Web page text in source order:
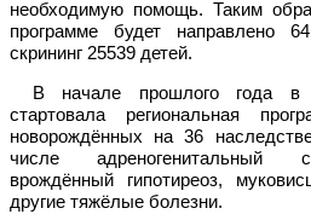
необходимую помощь. Таким
программе будет направлено
скрининг 25539 детей.
В начале прошлого года в
стартовала региональная
новорождённых на 36
числе адреногенитальный
врождённый гипотиреоз,
другие тяжёлые болезни.